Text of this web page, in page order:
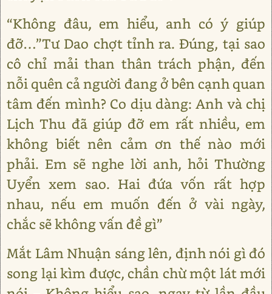
“Không đâu, em hiểu, anh có ý giúp
đỡ…”Tư Dao chợt tỉnh ra. Đúng, tại sao
cô chỉ mải than thân trách phận, đến
nỗi quên cả người đang ở bên cạnh quan
tâm đến mình? Co dịu dàng: Anh và chị
Lịch Thu đã giúp đỡ em rất nhiều, em
không biết nên cảm ơn thế nào mới
phải. Em sẽ nghe lời anh, hỏi Thường
Uyển xem sao. Hai đứa vốn rất hợp
nhau, nếu em muốn đến ở vài ngày,
chắc sẽ không vấn đề gì”
Mắt Lâm Nhuận sáng lên, định nói gì đó
song lại kìm được, chần chừ một lát mới